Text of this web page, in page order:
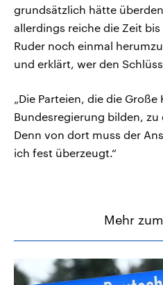
grundsätzlich hätte
allerdings reiche die Zeit
Ruder noch einmal
und erklärt, wer den
„Die Parteien, die die
Bundesregierung bilden, zu
Denn von dort muss der
ich fest überzeugt.“
Mehr